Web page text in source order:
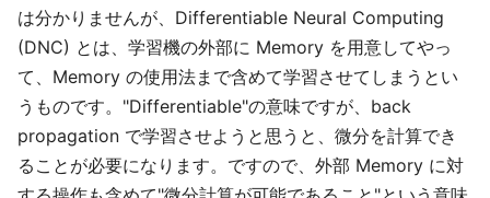
は分かりませんが、Differentiable Neural Computing
(DNC) とは、学習機の外部に Memory を用意してやっ
て、Memory の使用法まで含めて学習させてしまうとい
うものです。"Differentiable"の意味ですが、back
propagation で学習させようと思うと、微分を計算でき
ることが必要になります。ですので、外部 Memory に対